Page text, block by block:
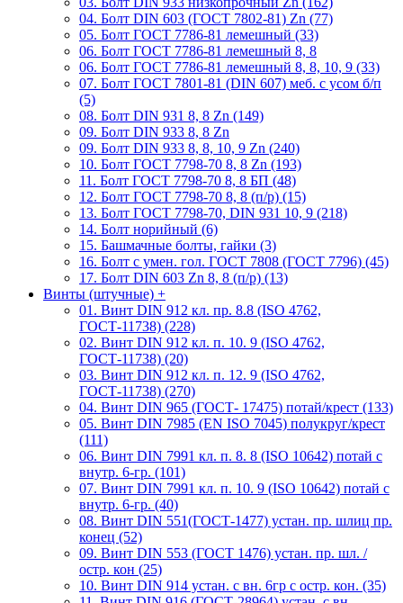
04. Болт DIN 603 (ГОСТ 7802-81) Zn (77)
05. Болт ГОСТ 7786-81 лемешный (33)
06. Болт ГОСТ 7786-81 лемешный 8, 8
06. Болт ГОСТ 7786-81 лемешный 8, 8, 10, 9 (33)
07. Болт ГОСТ 7801-81 (DIN 607) меб. с усом б/п
(5)
08. Болт DIN 931 8, 8 Zn (149)
09. Болт DIN 933 8, 8 Zn
09. Болт DIN 933 8, 8, 10, 9 Zn (240)
10. Болт ГОСТ 7798-70 8, 8 Zn (193)
11. Болт ГОСТ 7798-70 8, 8 БП (48)
12. Болт ГОСТ 7798-70 8, 8 (п/р) (15)
13. Болт ГОСТ 7798-70, DIN 931 10, 9 (218)
14. Болт норийный (6)
15. Башмачные болты, гайки (3)
16. Болт с умен. гол. ГОСТ 7808 (ГОСТ 7796) (45)
17. Болт DIN 603 Zn 8, 8 (п/р) (13)
Винты (штучные) +
01. Винт DIN 912 кл. пр. 8.8 (ISO 4762,
ГОСТ-11738) (228)
02. Винт DIN 912 кл. п. 10. 9 (ISO 4762,
ГОСТ-11738) (20)
03. Винт DIN 912 кл. п. 12. 9 (ISO 4762,
ГОСТ-11738) (270)
04. Винт DIN 965 (ГОСТ- 17475) потай/крест (133)
05. Винт DIN 7985 (EN ISO 7045) полукруг/крест
(111)
06. Винт DIN 7991 кл. п. 8. 8 (ISO 10642) потай с
внутр. 6-гр. (101)
07. Винт DIN 7991 кл. п. 10. 9 (ISO 10642) потай с
внутр. 6-гр. (40)
08. Винт DIN 551(ГОСТ-1477) устан. пр. шлиц пр.
конец (52)
09. Винт DIN 553 (ГОСТ 1476) устан. пр. шл. /
остр. кон (25)
10. Винт DIN 914 устан. с вн. 6гр с остр. кон. (35)